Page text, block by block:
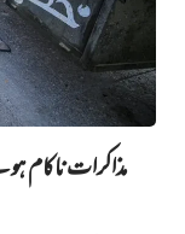
مذاکرات ناکام